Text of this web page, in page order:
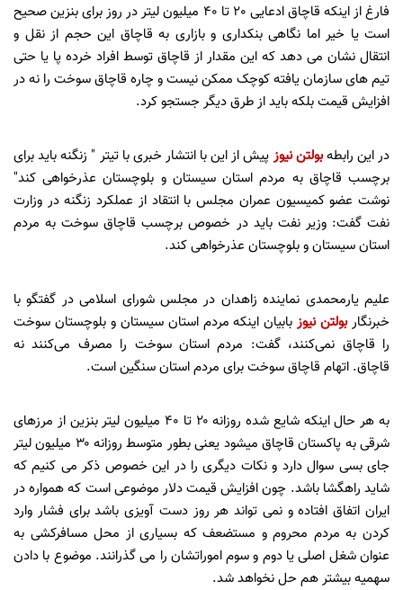
فارغ از اینکه قاچاق ادعایی 20 تا 40 میلیون لیتر در روز برای بنزین صحیح
است یا خیر اما نگاهی بنکداری و بازاری به قاچاق این حجم از نقل و
انتقال نشان می دهد که این مقدار از قاچاق توسط افراد خرده پا یا حتی
تیم های سازمان یافته کوچک ممکن نیست و چاره قاچاق سوخت را نه در
افزایش قیمت بلکه باید از طرق دیگر جستجو کرد.
در این رابطهبولتن نیوز پیش از این با انتشار خبری با تیتر " زنگنه باید برای
برچسب قاچاق به مردم استان سیستان و بلوچستان عذرخواهی کند"
نوشت عضو کمیسیون عمران مجلس با انتقاد از عملکرد زنگنه در وزارت
نفت گفت: وزیر نفت باید در خصوص برچسب قاچاق سوخت به مردم
استان سیستان و بلوچستان عذرخواهی کند.
علیم یارمحمدی نماینده زاهدان در مجلس شورای اسلامی در گفتگو با
خبرنگاربولتن نیوزبابیان اینکه مردم استان سیستان و بلوچستان سوخت
را قاچاق نمی‌کنند، گفت: مردم استان سوخت را مصرف می‌کنند نه
قاچاق. اتهام قاچاق سوخت برای مردم استان سنگین است.
به هر حال اینکه شایع شده روزانه ۲۰ تا ۴۰ میلیون لیتر بنزین از مرزهای
شرقی به پاکستان قاچاق میشود یعنی بطور متوسط روزانه ۳۰ میلیون لیتر
جای بسی سوال دارد و نکات دیگری را در این خصوص ذکر می کنیم که
شاید راهگشا باشد. چون افزایش قیمت دلار موضوعی است که همواره در
ایران اتفاق افتاده و نمی تواند هر روز دست آویزی باشد برای فشار وارد
کردن به مردم محروم و مستضعف که بسیاری از محل مسافرکشی به
عنوان شغل اصلی یا دوم و سوم اموراتشان را می گذرانند. موضوع با دادن
سهمیه بیشتر هم حل نخواهد شد.